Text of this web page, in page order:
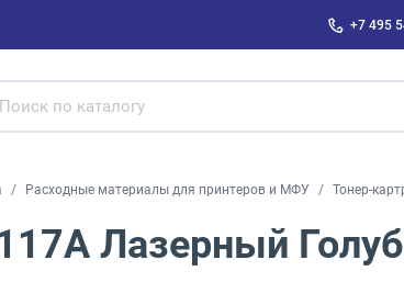
+7 495
Расходные материалы для принтеров и МФУ Тонер-
Лазерный